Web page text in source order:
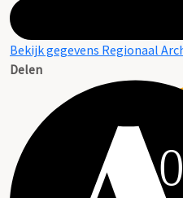
Bekijk gegevens Regionaal
Delen